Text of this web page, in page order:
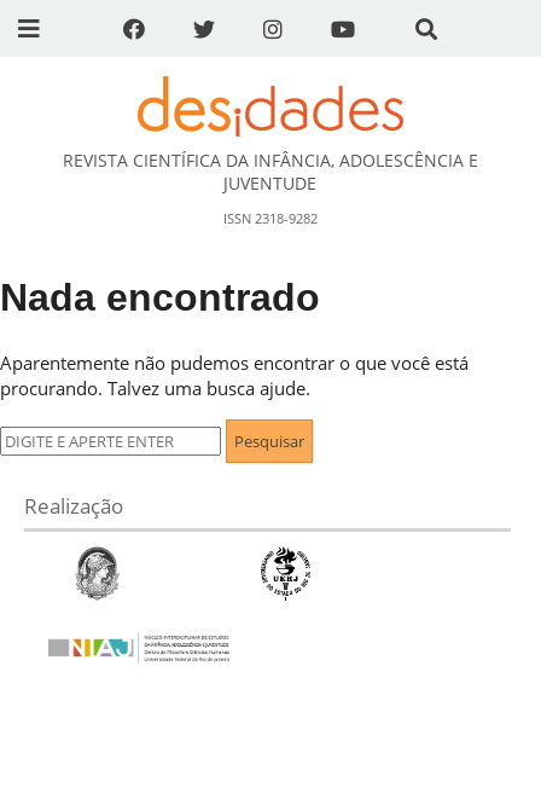
DESidades
REVISTA CIENTÍFICA DA INFÂNCIA, ADOLESCÊNCIA E
JUVENTUDE
ISSN 2318-9282
Nada encontrado
Aparentemente não pudemos encontrar o que você está
procurando. Talvez uma busca ajude.
Pesquisar
por:
Realização